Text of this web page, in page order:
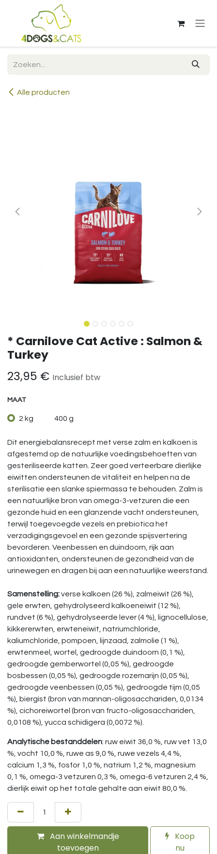
Overslaan naar inhoud
Alle producten
* Carnilove Cat Active : Salmon &
Turkey
23,95 € Inclusief btw
MAAT
2 kg 400 g
Dit energiebalansrecept met verse zalm en kalkoen is
afgestemd op de natuurlijke voedingsbehoeften van
gesteriliseerde katten. Zeer goed verteerbare dierlijke
eiwitten ondersteunen de vitaliteit en helpen na de
sterilisatie een slanke spiermassa te behouden. Zalm is
een natuurlijke bron van omega-3-vetzuren die een
gezonde huid en een glanzende vacht ondersteunen,
terwijl toegevoegde vezels en prebiotica het
verzadigingsgevoel en een gezonde spijsvertering
bevorderen. Veenbessen en duindoorn, rijk aan
antioxidanten, ondersteunen de gezondheid van de
urinewegen en dragen bij aan een natuurlijke weerstand.
Samenstelling:verse kalkoen (26 %), zalmeiwit (26 %),
gele erwten, gehydrolyseerd kalkoeneiwit (12 %),
rundvet (6 %), gehydrolyseerde lever (4 %), lignocellulose,
kikkererwten, erwteneiwit, natriumchloride,
kaliumchloride, pompoen, lijnzaad, zalmolie (1 %),
erwtenmeel, wortel, gedroogde duindoorn (0,1 %),
gedroogde gemberwortel (0,05 %), gedroogde
bosbessen (0,05 %), gedroogde rozemarijn (0,05 %),
gedroogde veenbessen (0,05 %), gedroogde tijm (0,05
%), biergist (bron van mannan-oligosacchariden, 0,0134
%), cichoreiwortel (bron van fructo-oligosacchariden,
0,0108 %), yucca schidigera (0,0072 %).
Analytische bestanddelen: ruw eiwit 36,0 %, ruw vet 13,0
%, vocht 10,0 %, ruwe as 9,0 %, ruwe vezels 4,4 %,
calcium 1,3 %, fosfor 1,0 %, natrium 1,2 %, magnesium
0,1 %, omega-3 vetzuren 0,3 %, omega-6 vetzuren 2,4 %,
dierlijk eiwit op het totale gehalte aan eiwit 80,0 %.
Aan winkelmandje
toevoegen
Koop
nu